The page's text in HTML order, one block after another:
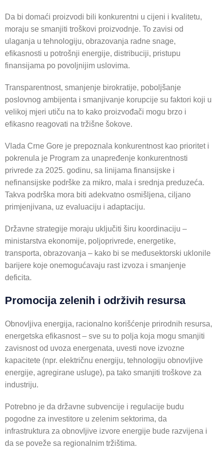
Da bi domaći proizvodi bili konkurentni u cijeni i kvalitetu,
moraju se smanjiti troškovi proizvodnje. To zavisi od
ulaganja u tehnologiju, obrazovanja radne snage,
efikasnosti u potrošnji energije, distribuciji, pristupu
finansijama po povoljnijim uslovima.
Transparentnost, smanjenje birokratije, poboljšanje
poslovnog ambijenta i smanjivanje korupcije su faktori koji u
velikoj mjeri utiču na to kako proizvođači mogu brzo i
efikasno reagovati na tržišne šokove.
Vlada Crne Gore je prepoznala konkurentnost kao prioritet i
pokrenula je Program za unapređenje konkurentnosti
privrede za 2025. godinu, sa linijama finansijske i
nefinansijske podrške za mikro, mala i srednja preduzeća.
Takva podrška mora biti adekvatno osmišljena, ciljano
primjenjivana, uz evaluaciju i adaptaciju.
Državne strategije moraju uključiti širu koordinaciju –
ministarstva ekonomije, poljoprivrede, energetike,
transporta, obrazovanja – kako bi se međusektorski uklonile
barijere koje onemogućavaju rast izvoza i smanjenje
deficita.
Promocija zelenih i održivih resursa
Obnovljiva energija, racionalno korišćenje prirodnih resursa,
energetska efikasnost – sve su to polja koja mogu smanjiti
zavisnost od uvoza energenata, uvesti nove izvozne
kapacitete (npr. električnu energiju, tehnologiju obnovljive
energije, agregirane usluge), pa tako smanjiti troškove za
industriju.
Potrebno je da državne subvencije i regulacije budu
pogodne za investitore u zelenim sektorima, da
infrastruktura za obnovljive izvore energije bude razvijena i
da se poveže sa regionalnim tržištima.